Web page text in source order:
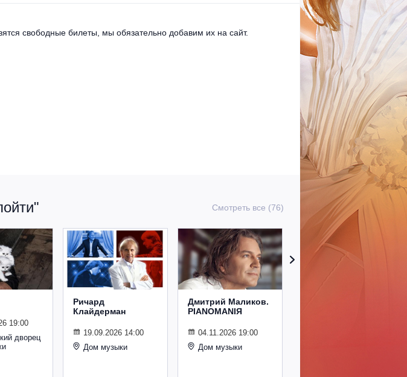
свободные билеты, мы обязательно добавим их на сайт.
Смотреть все (76)
19:00
дворец
Ричард
Клайдерман
19.09.2026 14:00
Дом музыки
Дмитрий Маликов.
PIANOMANIЯ
04.11.2026 19:00
Дом музыки